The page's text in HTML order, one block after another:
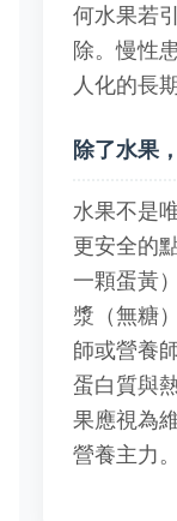
何水果若
除。慢性
人化的長
除了水果
水果不是
更安全的
一顆蛋黃
漿（無糖
師或營養
蛋白質與
果應視為
營養主力。